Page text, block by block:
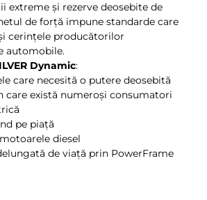
extreme şi rezerve deosebite de
de forţă impune standarde care
cerinţele producătorilor
automobile.
Dynamic:
care necesită o putere deosebită
care există numeroşi consumatori
pe piaţă
diesel
de viaţă prin PowerFrame